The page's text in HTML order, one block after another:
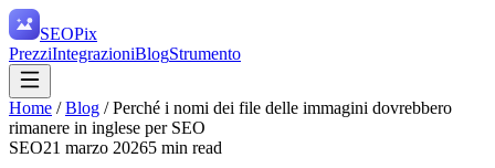
SEOPix
PrezziIntegrazioniBlogStrumento
Home /Blog /Perché i nomi dei file delle immagini dovrebbero
rimanere in inglese per SEO
SEO21 marzo 20265 min read